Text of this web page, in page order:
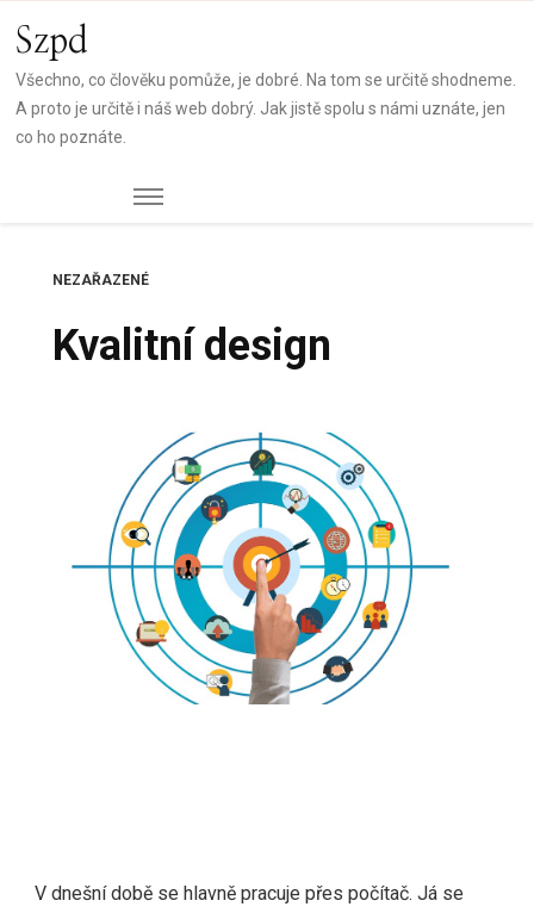
Szpd
Všechno, co člověku pomůže, je dobré. Na tom se určitě shodneme.
A proto je určitě i náš web dobrý. Jak jistě spolu s námi uznáte, jen
co ho poznáte.
NEZAŘAZENÉ
Kvalitní design
V dnešní době se hlavně pracuje přes počítač. Já se